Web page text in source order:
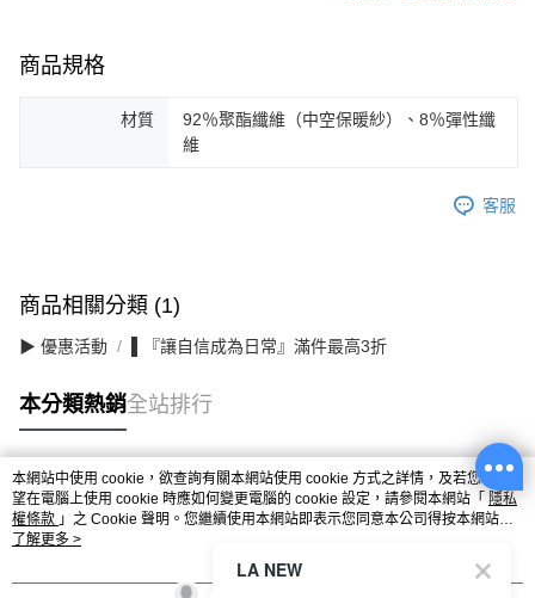
商品規格
材質
92％聚酯纖維（中空保暖紗）、8％彈性纖
維
客服
商品相關分類 (1)
▶ 優惠活動 ▌『讓自信成為日常』滿件最高3折
本分類熱銷全站排行
熱門標籤
本網站中使用 cookie，欲查詢有關本網站使用 cookie 方式之詳情，及若您不希
望在電腦上使用 cookie 時應如何變更電腦的 cookie 設定，請參閱本網站「 隱私
權條款 」之 Cookie 聲明。您繼續使用本網站即表示您同意本公司得按本網站使
用條款之 Cookie 聲明使用 cookie。
了解更多 >
LA NEW